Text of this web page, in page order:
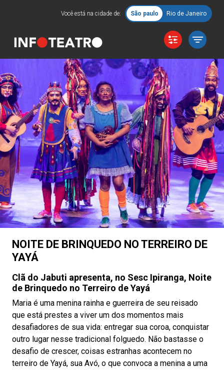
Você está na cidade de: São paulo Rio de Janeiro
NOITE DE BRINQUEDO NO TERREIRO DE
YAYÁ
Clã do Jabuti apresenta, no Sesc Ipiranga, Noite
de Brinquedo no Terreiro de Yayá
Maria é uma menina rainha e guerreira de seu reisado
que está prestes a viver um dos momentos mais
desafiadores de sua vida: entregar sua coroa, conquistar
outro lugar nesse tradicional folguedo. Não bastasse o
desafio de crescer, coisas estranhas acontecem no
terreiro de Yayá, sua Avó, o que convoca a menina a uma